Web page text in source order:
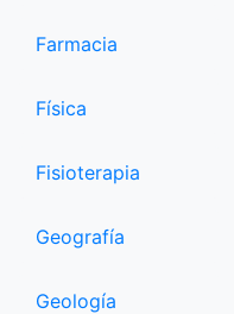
Farmacia
Física
Fisioterapia
Geografía
Geología